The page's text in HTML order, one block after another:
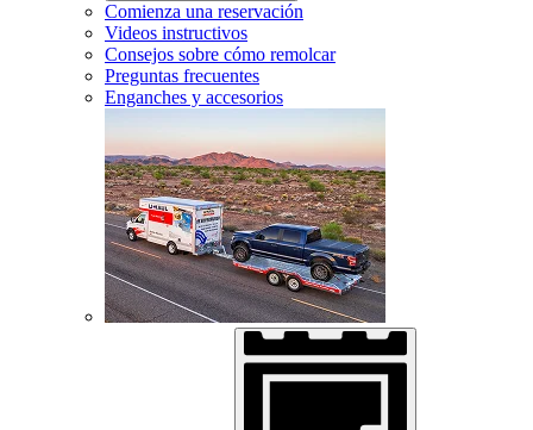
Comienza una reservación
Videos instructivos
Consejos sobre cómo remolcar
Preguntas frecuentes
Enganches y accesorios